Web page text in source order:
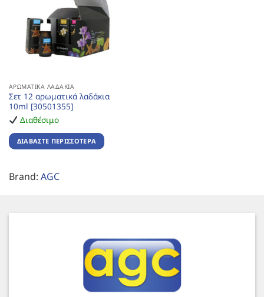
ΑΡΩΜΑΤΙΚΆ ΛΑΔΆΚΙΑ
Σετ 12 αρωματικά λαδάκια
10ml [30501355]
Διαθέσιμο
ΔΙΑΒΆΣΤΕ ΠΕΡΙΣΣΌΤΕΡΑ
Brand: AGC